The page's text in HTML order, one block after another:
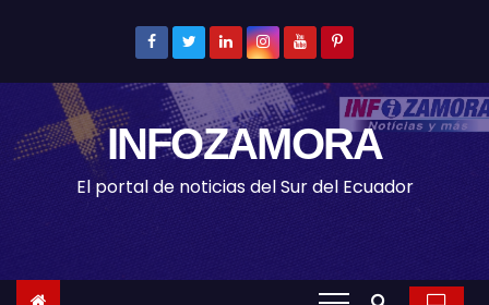
t
INFOZAMORA
El portal de noticias del Sur del Ecuador